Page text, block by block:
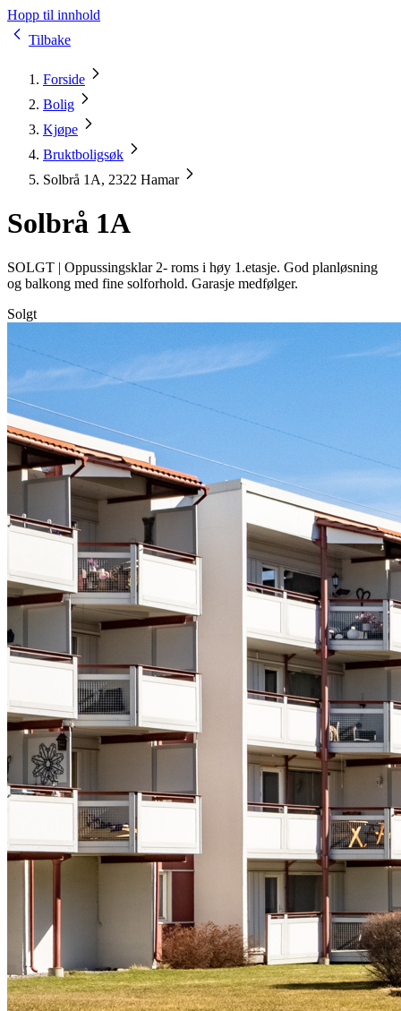
Hopp til innhold
Tilbake
Forside
Bolig
Kjøpe
Bruktboligsøk
Solbrå 1A, 2322 Hamar
Solbrå 1A
SOLGT | Oppussingsklar 2- roms i høy 1.etasje. God planløsning
og balkong med fine solforhold. Garasje medfølger.
Solgt